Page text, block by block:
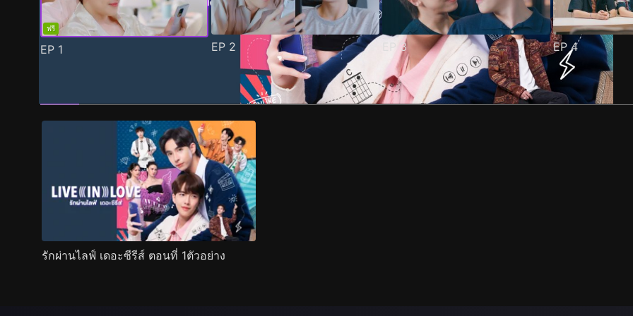
ฟรี
EP 1 EP 2 EP 3 EP4
รายละเอียด
รักผ่านไลฟ์ เดอะซีรีส์ ตอนที่ 1ตัวอย่าง